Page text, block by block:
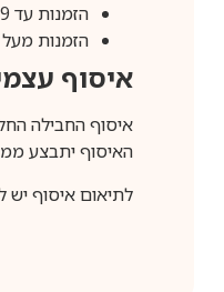
הזמנות עד 399 ש"ח: 15.00 ש"ח
הזמנות מעל 400 ש"ח: 5.00 ש"ח
איסוף
איסוף החבילה החל מיום
האיסוף יתבצע
לתיאום איסוף יש לפנות